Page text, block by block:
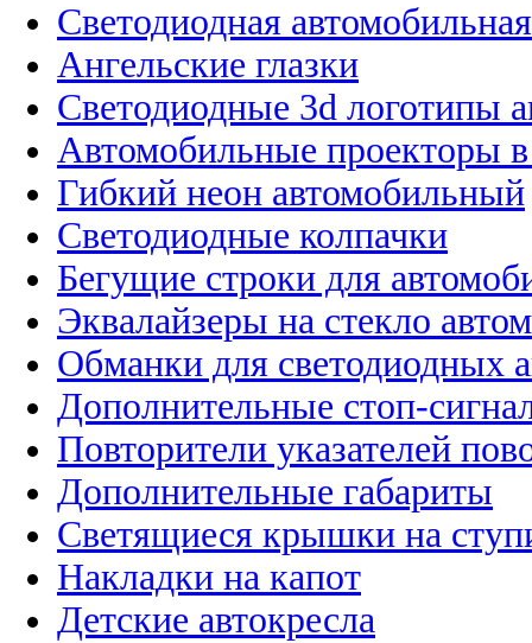
Светодиодная
Ангельские глазки
Светодиодные 3d логотипы
Автомобильные проекторы
Гибкий неон автомобильный
Светодиодные колпачки
Бегущие строки для
Эквалайзеры на стекло
Обманки для светодиодных
Дополнительные стоп-
Повторители указателей
Дополнительные габариты
Светящиеся крышки на
Накладки на капот
Детские автокресла